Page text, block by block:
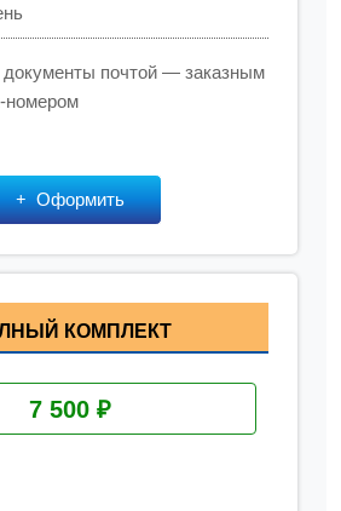
почтой — заказным
номером
Оформить
КОМПЛЕКТ
7 500 ₽